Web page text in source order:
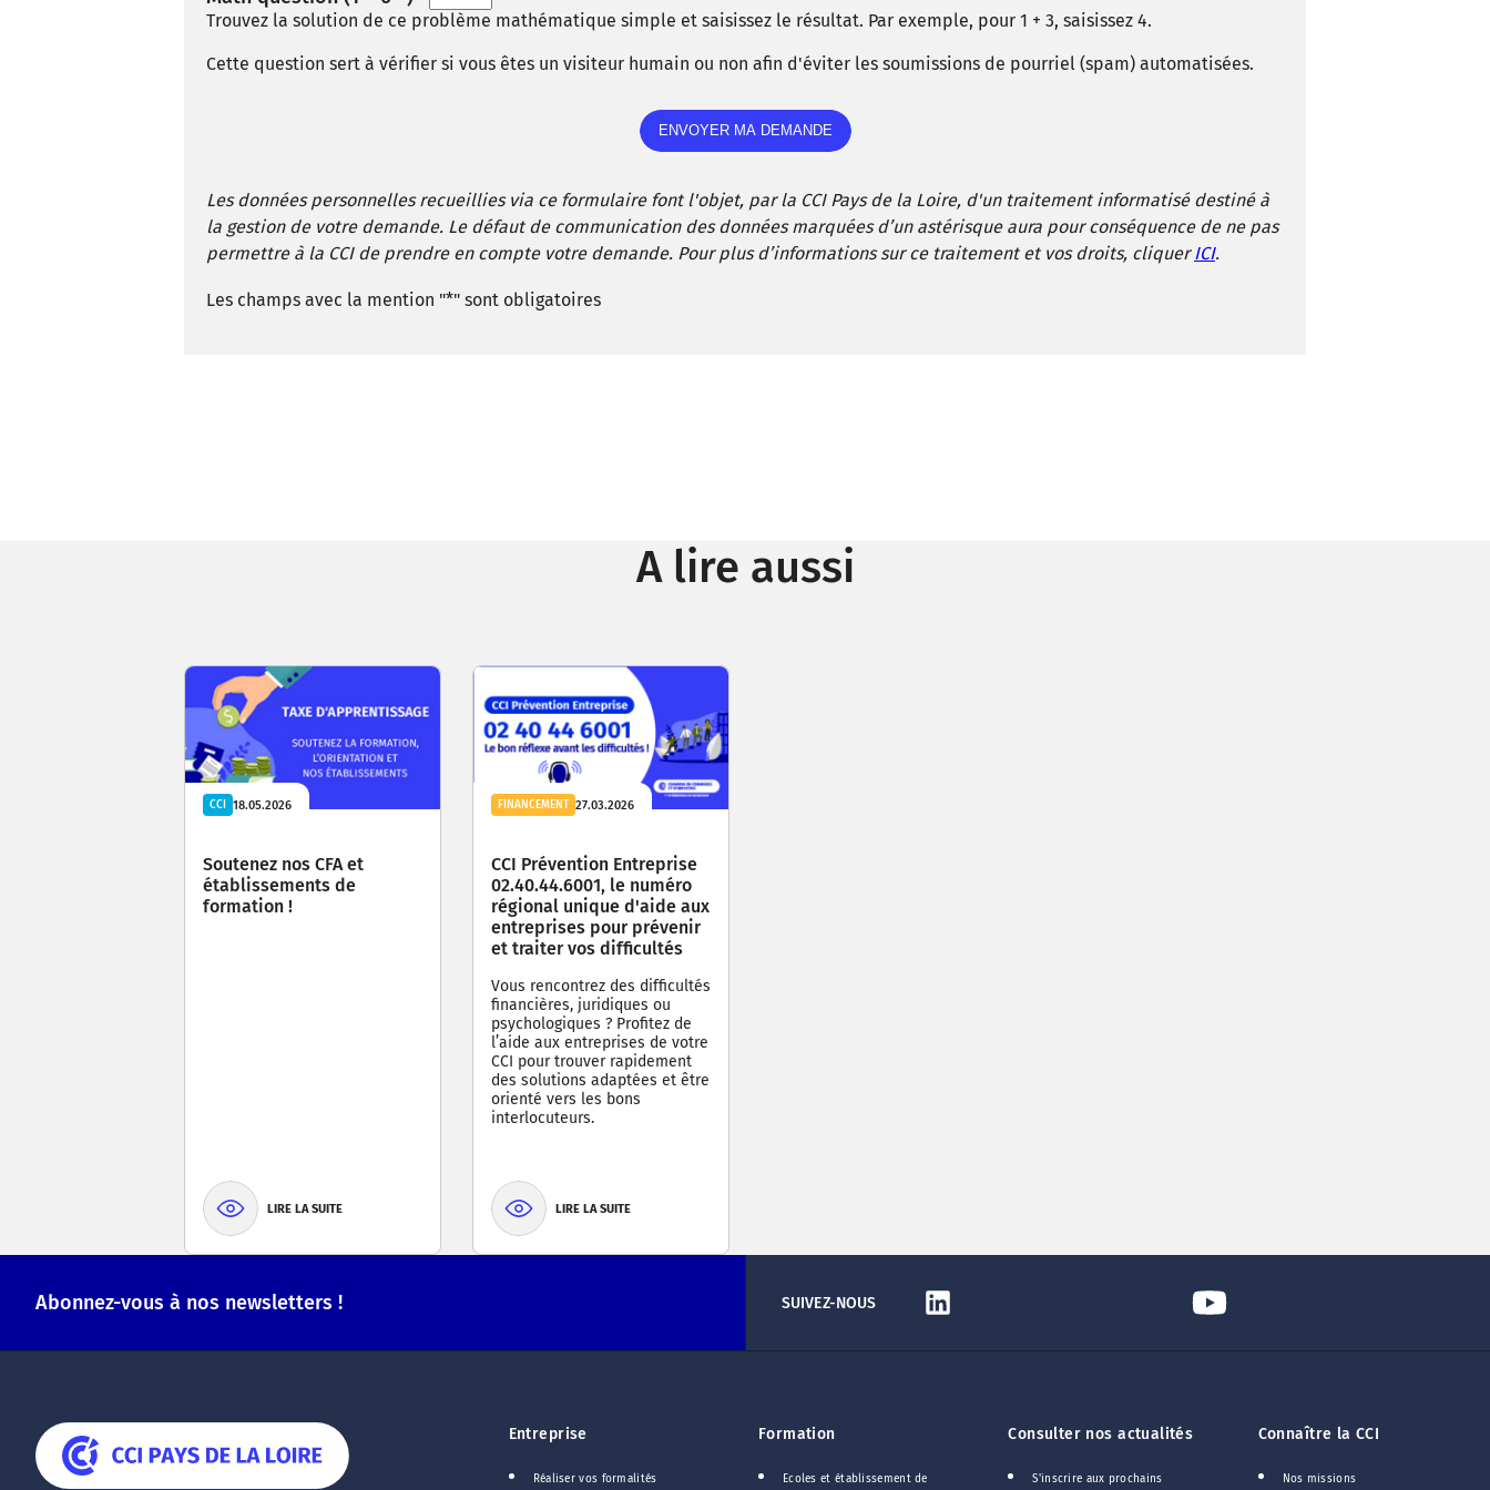
Trouvez la solution de ce problème mathématique simple et saisissez le résultat. Par exemple, pour 1 + 3, saisissez 4.
Cette question sert à vérifier si vous êtes un visiteur humain ou non afin d'éviter les soumissions de pourriel (spam) automatisées.
Les données personnelles recueillies via ce formulaire font l'objet, par la CCI Pays de la Loire, d'un traitement informatisé destiné à
la gestion de votre demande. Le défaut de communication des données marquées d’un astérisque aura pour conséquence de ne pas
permettre à la CCI de prendre en compte votre demande. Pour plus d’informations sur ce traitement et vos droits, cliquer ICI.
Les champs avec la mention "*" sont obligatoires
A lire aussi
CCI 18.05.2026
Soutenez nos CFA et
établissements de
formation !
LIRE LA SUITE
FINANCEMENT 27.03.2026
CCI Prévention Entreprise
02.40.44.6001, le numéro
régional unique d'aide aux
entreprises pour prévenir
et traiter vos difficultés
Vous rencontrez des difficultés
financières, juridiques ou
psychologiques ? Profitez de
l’aide aux entreprises de votre
CCI pour trouver rapidement
des solutions adaptées et être
orienté vers les bons
interlocuteurs.
LIRE LA SUITE
Abonnez-vous à nos newsletters ! SUIVEZ-NOUS
Entreprise
Réaliser vos formalités
Formation
Ecoles et établissement de
Consulter nos actualités
S'inscrire aux prochains
Connaître la CCI
Nos missions